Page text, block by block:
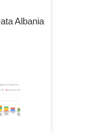
Albania